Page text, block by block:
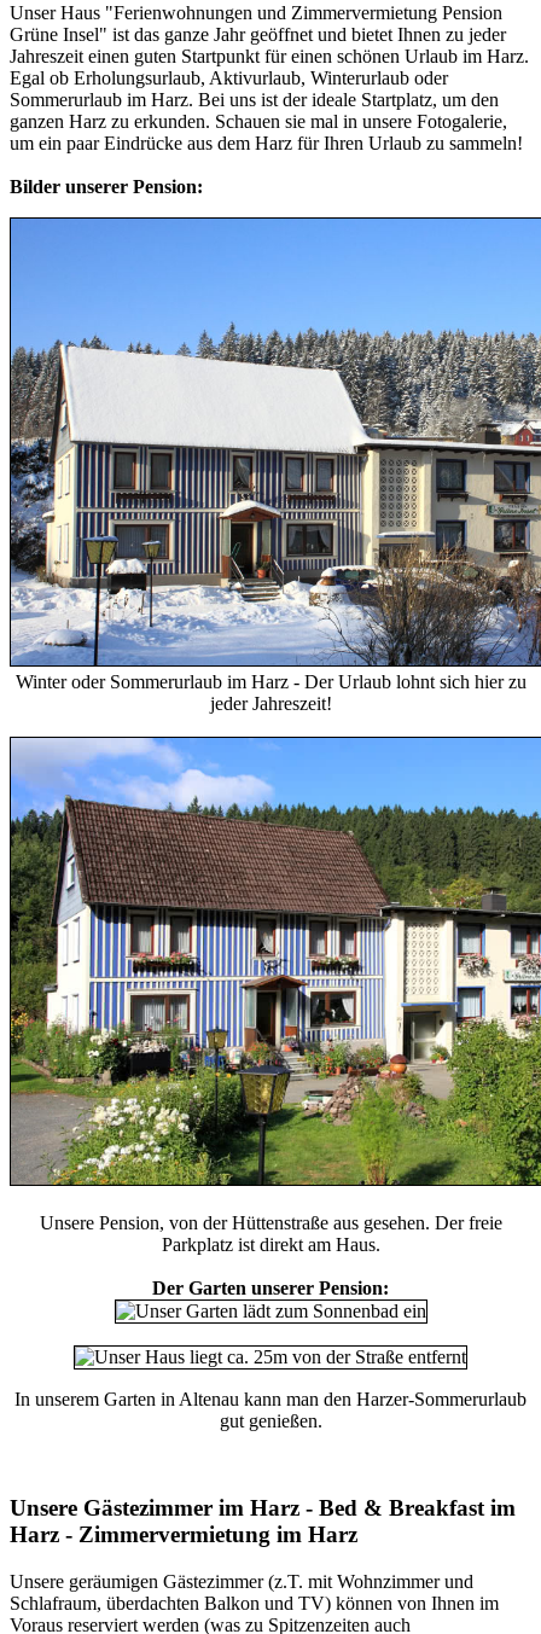
Unser Haus "Ferienwohnungen und Zimmervermietung Pension
Grüne Insel" ist das ganze Jahr geöffnet und bietet Ihnen zu jeder
Jahreszeit einen guten Startpunkt für einen schönen Urlaub im Harz.
Egal ob Erholungsurlaub, Aktivurlaub, Winterurlaub oder
Sommerurlaub im Harz. Bei uns ist der ideale Startplatz, um den
ganzen Harz zu erkunden. Schauen sie mal in unsere Fotogalerie,
um ein paar Eindrücke aus dem Harz für Ihren Urlaub zu sammeln!
Bilder unserer Pension:
Winter oder Sommerurlaub im Harz - Der Urlaub lohnt sich hier zu
jeder Jahreszeit!
Unsere Pension, von der Hüttenstraße aus gesehen. Der freie
Parkplatz ist direkt am Haus.
Der Garten unserer Pension:
In unserem Garten in Altenau kann man den Harzer-Sommerurlaub
gut genießen.
Unsere Gästezimmer im Harz - Bed & Breakfast im
Harz - Zimmervermietung im Harz
Unsere geräumigen Gästezimmer (z.T. mit Wohnzimmer und
Schlafraum, überdachten Balkon und TV) können von Ihnen im
Voraus reserviert werden (was zu Spitzenzeiten auch